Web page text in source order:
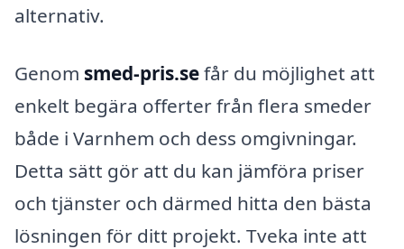
alternativ.
Genom smed-pris.sefår du möjlighet att
enkelt begära offerter från flera smeder
både i Varnhem och dess omgivningar.
Detta sätt gör att du kan jämföra priser
och tjänster och därmed hitta den bästa
lösningen för ditt projekt. Tveka inte att